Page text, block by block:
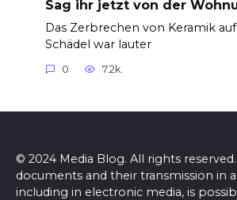
Sag ihr jetzt von der
Das Zerbrechen von Keramik
Schädel war lauter
0 7.2k.
© 2024 Media Blog. All rights
documents and their transmission in
including in electronic media, is